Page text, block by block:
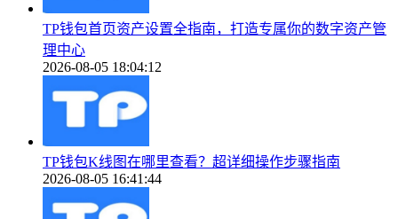
TP钱包首页资产设置全指南，打造专属你的数字资产管
理中心
2026-08-05 18:04:12
TP钱包K线图在哪里查看？超详细操作步骤指南
2026-08-05 16:41:44